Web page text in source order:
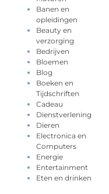
Banen en
opleidingen
Beauty en
verzorging
Bedrijven
Bloemen
Blog
Boeken en
Tijdschriften
Cadeau
Dienstverlening
Dieren
Electronica en
Computers
Energie
Entertainment
Eten en drinken